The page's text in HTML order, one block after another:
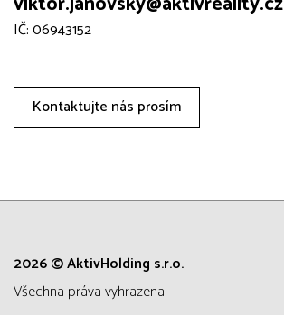
IČ: 06943152
Kontaktujte nás prosím
2026 © AktivHolding s.r.o.
všechna práva vyhrazena